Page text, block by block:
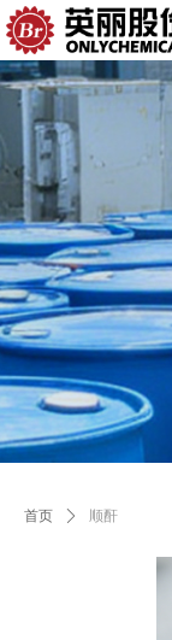
首页 ꄲ 顺酐